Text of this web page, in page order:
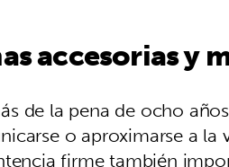
accesorias y
de la pena de ocho
o aproximarse a
firme también